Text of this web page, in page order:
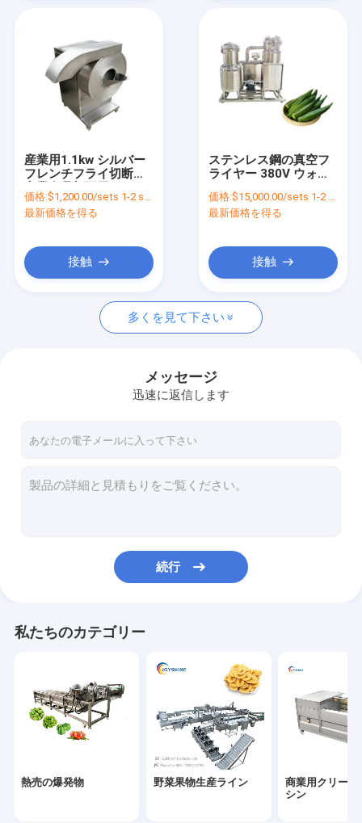
製品
ビデオ
企業情報
品質管理
お問い合わせ
ニュース
野菜果物生産ライン
商業用クリーニングマシン
他のスナック機
産業用1.1kw シルバー
フレンチフライ切断機
価格:$1,200.00/sets 1-2 sets
最新価格を得る
接触
ステンレス鋼の真空フ
ライヤー 380V ウォル
低オイル
価格:$15,000.00/sets 1-2 sets
最新価格を得る
接触
多くを見て下さい
メッセージ
迅速に返信します
続行
私たちのカテゴリー
熱売の爆発物 野菜果物生産ライン
商業用クリーニ
シン